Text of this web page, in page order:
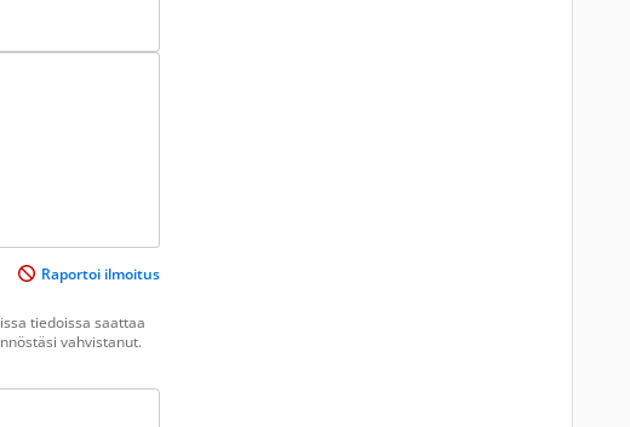
Raportoi ilmoitus
tiedoissa saattaa
vahvistanut.